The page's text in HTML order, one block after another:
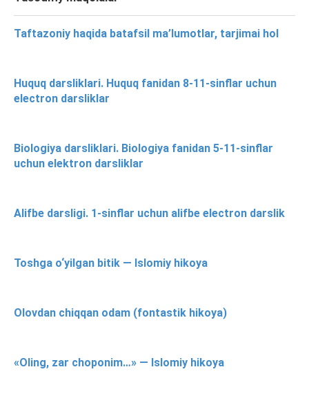
Taftazoniy haqida batafsil ma’lumotlar, tarjimai hol
Huquq darsliklari. Huquq fanidan 8-11-sinflar uchun
electron darsliklar
Biologiya darsliklari. Biologiya fanidan 5-11-sinflar
uchun elektron darsliklar
Alifbe darsligi. 1-sinflar uchun alifbe electron darslik
Toshga o‘yilgan bitik — Islomiy hikoya
Olovdan chiqqan odam (fontastik hikoya)
«Oling, zar choponim…» — Islomiy hikoya